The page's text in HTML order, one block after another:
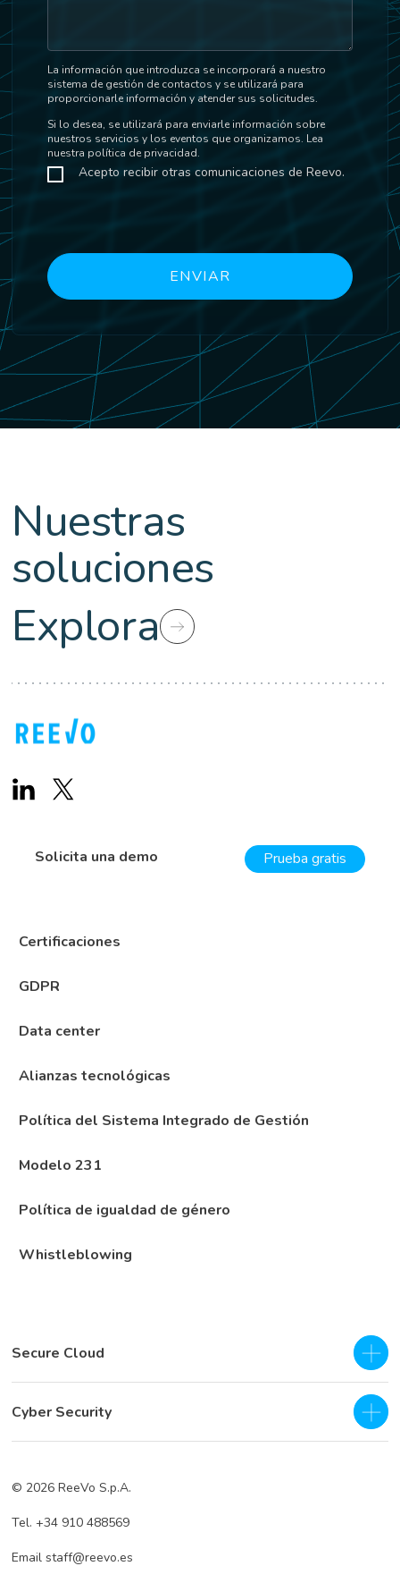
La información que introduzca se incorporará a nuestro
sistema de gestión de contactos y se utilizará para
proporcionarle información y atender sus solicitudes.
Si lo desea, se utilizará para enviarle información sobre
nuestros servicios y los eventos que organizamos. Lea
nuestra política de privacidad.
Acepto recibir otras comunicaciones de Reevo.
Nuestras
soluciones
Explora
Solicita una demo Prueba gratis
Certificaciones
GDPR
Data center
Alianzas tecnológicas
Política del Sistema Integrado de Gestión
Modelo 231
Política de igualdad de género
Whistleblowing
Secure Cloud
IaaS - Private Cloud
Hybrid Cloud
Cyber Security
Incident Response
© 2026 ReeVo S.p.A.
Tel. +34 910 488569
Email staff@reevo.es